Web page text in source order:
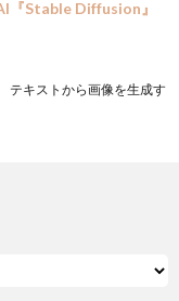
『Stable Diffusion』
テキストから画像を生成す